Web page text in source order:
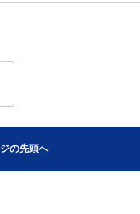
の先頭へ